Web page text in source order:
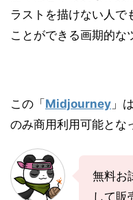
ラストを描けない人で
ことができる画期的な
この「 Midjourney 」
のみ商用利用可能とな
無料お
して販